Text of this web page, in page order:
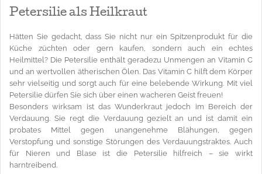
Petersilie als Heilkraut
Hätten Sie gedacht, dass Sie nicht nur ein Spitzenprodukt für die
Küche züchten oder gern kaufen, sondern auch ein echtes
Heilmittel? Die Petersilie enthält geradezu Unmengen an Vitamin C
und an wertvollen ätherischen Ölen. Das Vitamin C hilft dem Körper
sehr vielseitig und sorgt auch für eine belebende Wirkung. Mit viel
Petersilie dürfen Sie sich über einen wacheren Geist freuen!
Besonders wirksam ist das Wunderkraut jedoch im Bereich der
Verdauung. Sie regt die Verdauung gezielt an und ist damit ein
probates Mittel gegen unangenehme Blähungen, gegen
Verstopfung und sonstige Störungen des Verdauungstraktes. Auch
für Nieren und Blase ist die Petersilie hilfreich – sie wirkt
harntreibend.